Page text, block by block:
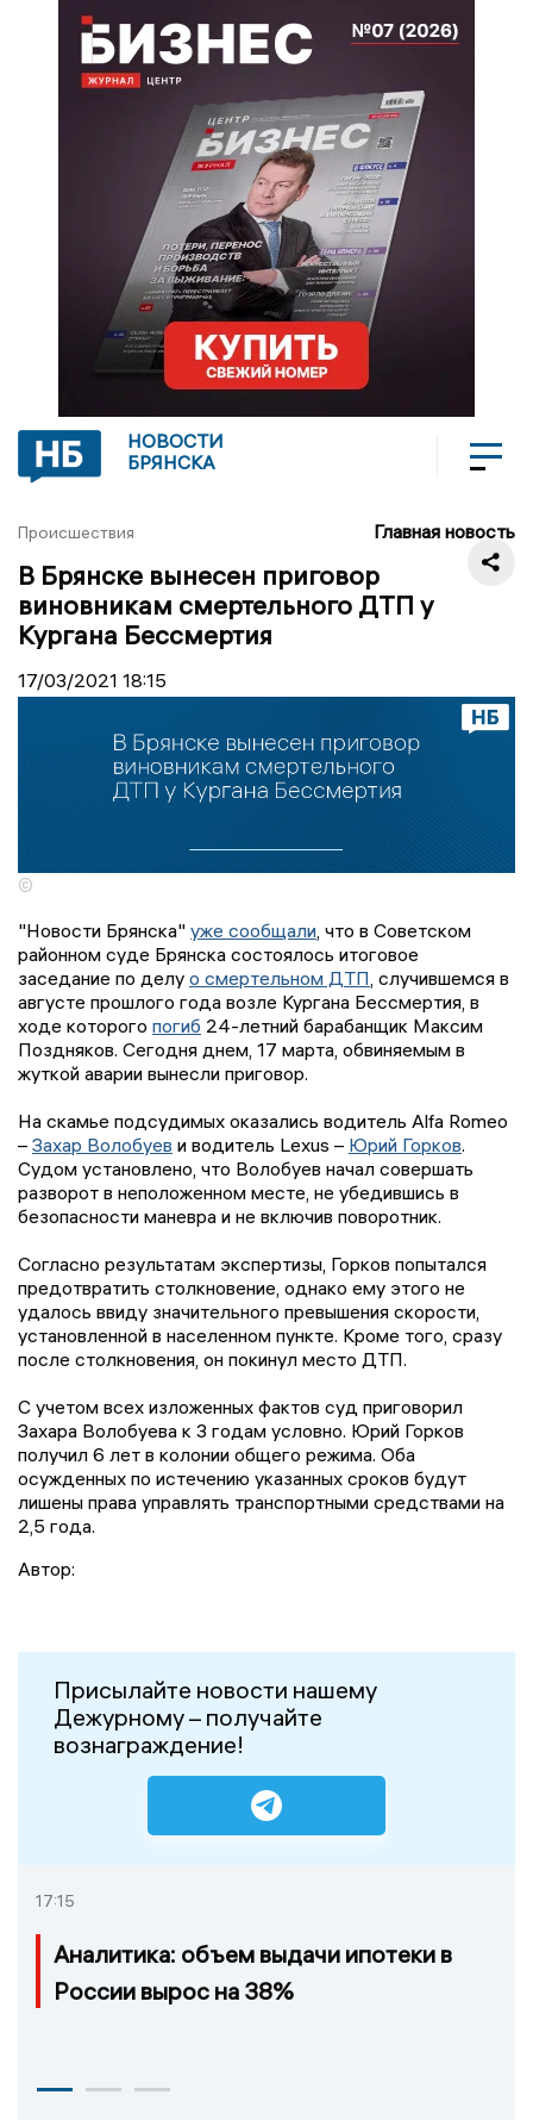
НОВОСТИ
БРЯНСКА
Происшествия Главная новость
В Брянске вынесен приговор
виновникам смертельного ДТП у
Кургана Бессмертия
17/03/2021 18:15
©
"Новости Брянска" уже сообщали, что в Советском
районном суде Брянска состоялось итоговое
заседание по делу о смертельном ДТП, случившемся в
августе прошлого года возле Кургана Бессмертия, в
ходе которого погиб 24-летний барабанщик Максим
Поздняков. Сегодня днем, 17 марта, обвиняемым в
жуткой аварии вынесли приговор.
На скамье подсудимых оказались водитель Alfa Romeo
– Захар Волобуев и водитель Lexus – Юрий Горков.
Судом установлено, что Волобуев начал совершать
разворот в неположенном месте, не убедившись в
безопасности маневра и не включив поворотник.
Согласно результатам экспертизы, Горков попытался
предотвратить столкновение, однако ему этого не
удалось ввиду значительного превышения скорости,
установленной в населенном пункте. Кроме того, сразу
после столкновения, он покинул место ДТП.
С учетом всех изложенных фактов суд приговорил
Захара Волобуева к 3 годам условно. Юрий Горков
получил 6 лет в колонии общего режима. Оба
осужденных по истечению указанных сроков будут
лишены права управлять транспортными средствами на
2,5 года.
Автор:
Присылайте новости нашему
Дежурному – получайте
вознаграждение!
17:15
Аналитика: объем выдачи ипотеки в
России вырос на 38%